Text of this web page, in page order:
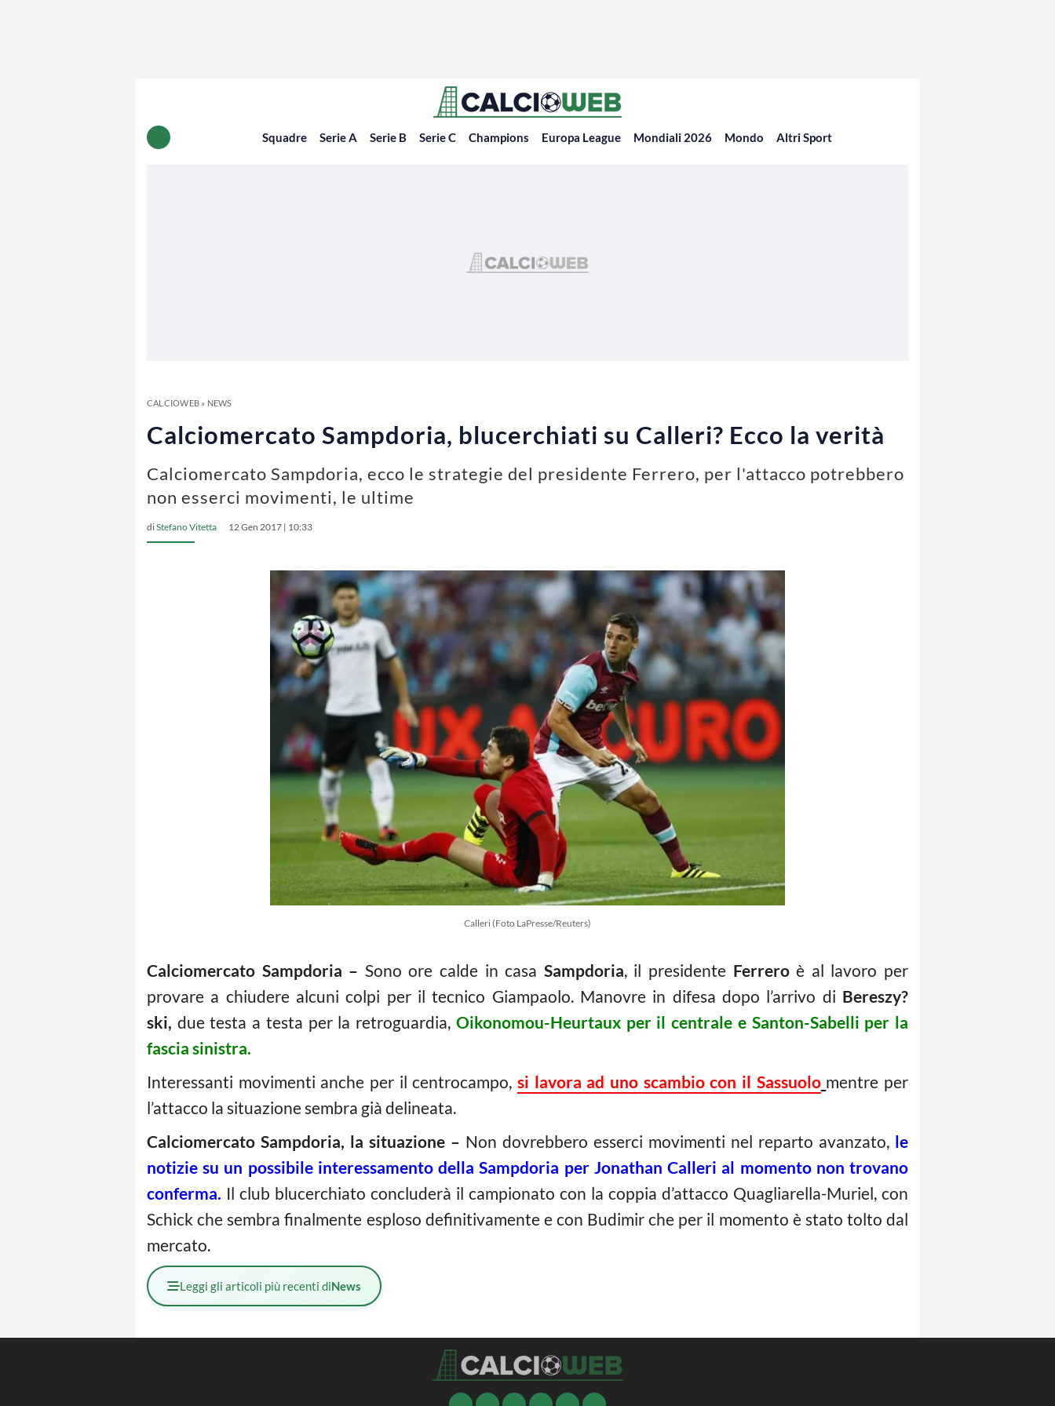
Squadre Serie A Serie B Serie C Champions Europa League Mondiali 2026 Mondo Altri Sport
CALCIOWEB» NEWS
Calciomercato Sampdoria, blucerchiati su Calleri? Ecco la verità
Calciomercato Sampdoria, ecco le strategie del presidente Ferrero, per l'attacco potrebbero
non esserci movimenti, le ultime
diStefano Vitetta 12 Gen 2017 | 10:33
Calleri (Foto LaPresse/Reuters)
Calciomercato Sampdoria – Sono ore calde in casa Sampdoria, il presidente Ferreroè al lavoro per
provare a chiudere alcuni colpi per il tecnico Giampaolo. Manovre in difesa dopo l’arrivo di Bereszy?
ski, due testa a testa per la retroguardia, Oikonomou-Heurtaux per il centrale e Santon-Sabelli per la
fascia sinistra.
Interessanti movimenti anche per il centrocampo, si lavora ad uno scambio con il Sassuolo mentre per
l’attacco la situazione sembra già delineata.
Calciomercato Sampdoria, la situazione – Non dovrebbero esserci movimenti nel reparto avanzato, le
notizie su un possibile interessamento della Sampdoria per Jonathan Calleri al momento non trovano
conferma. Il club blucerchiato concluderà il campionato con la coppia d’attacco Quagliarella-Muriel, con
Schick che sembra finalmente esploso definitivamente e con Budimir che per il momento è stato tolto dal
mercato.
Leggi gli articoli più recenti diNews